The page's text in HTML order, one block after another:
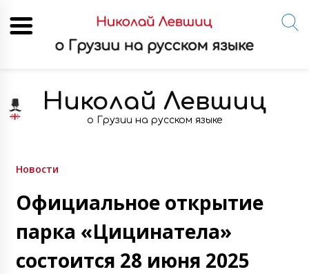
content
Николай Левшиц
о Грузии на русском языке
Новости
Официальное открытие
парка «Цицинатела»
состоится 28 июня 2025